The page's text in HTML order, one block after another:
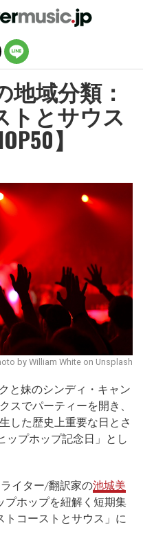
域分類：
トとサウス
】
by William White on Unsplash
と妹のシンディ・キャン
スでパーティーを開き、
した歴史上重要な日とさ
ップホップ記念日」とし
イター/翻訳家の池城美
プホップを紐解く短期集
トコーストとサウス」に
ンを終了